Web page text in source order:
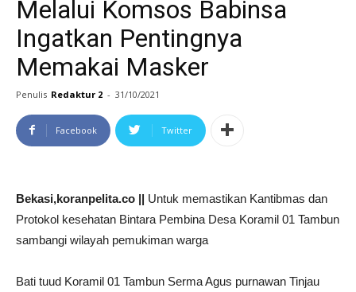
Melalui Komsos Babinsa
Ingatkan Pentingnya
Memakai Masker
Penulis Redaktur 2 - 31/10/2021
Facebook Twitter
Bekasi,koranpelita.co || Untuk memastikan Kantibmas dan
Protokol kesehatan Bintara Pembina Desa Koramil 01 Tambun
sambangi wilayah pemukiman warga
Bati tuud Koramil 01 Tambun Serma Agus purnawan Tinjau